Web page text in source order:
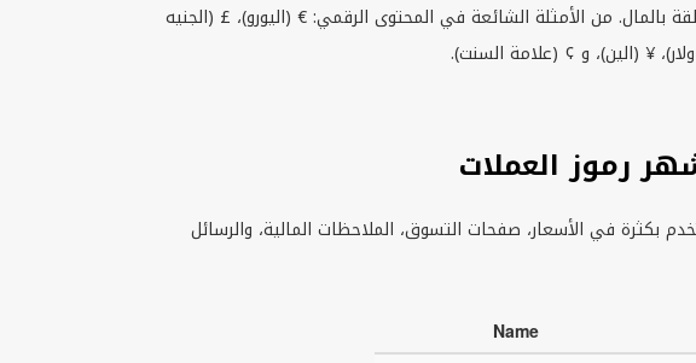
بالمال. من الأمثلة الشائعة في المحتوى الرقمي: € (اليورو)، £ (الجنيه
¥ (الين)، و ¢ (علامة السنت).
رموز العملات
بكثرة في الأسعار، صفحات التسوق، الملاحظات المالية، والرسائل
Name